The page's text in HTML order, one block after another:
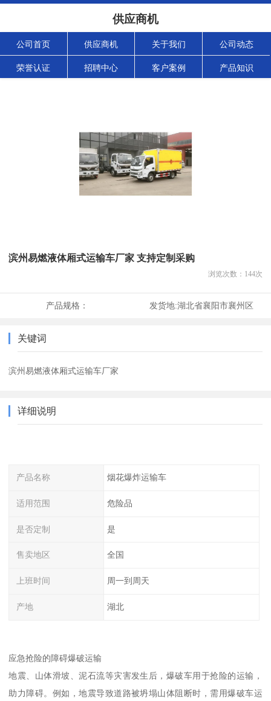
供应商机
公司首页 供应商机 关于我们 公司动态
荣誉认证 招聘中心 客户案例 产品知识
滨州易燃液体厢式运输车厂家 支持定制采购
浏览次数： 144次
产品规格： 发货地:湖北省襄阳市襄州区
关键词
滨州易燃液体厢式运输车厂家
详细说明
产品名称 烟花爆炸运输车
适用范围 危险品
是否定制 是
售卖地区 全国
上班时间 周一到周天
产地 湖北
应急抢险的障碍爆破运输​
地震、山体滑坡、泥石流等灾害发生后，爆破车用于抢险的运输，
助力障碍。例如，地震导致道路被坍塌山体阻断时，需用爆破车运